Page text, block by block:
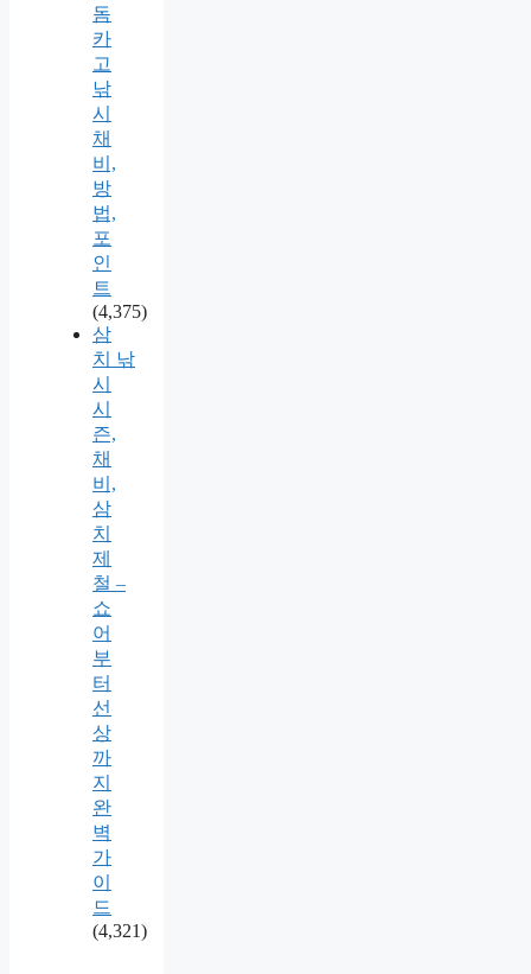
돔
카
고
낚
시
채
비,
방
법,
포
인
트
(4,375)
삼
치 낚
시
시
즌,
채
비,
삼
치
제
철 –
쇼
어
부
터
선
상
까
지
완
벽
가
이
드
(4,321)